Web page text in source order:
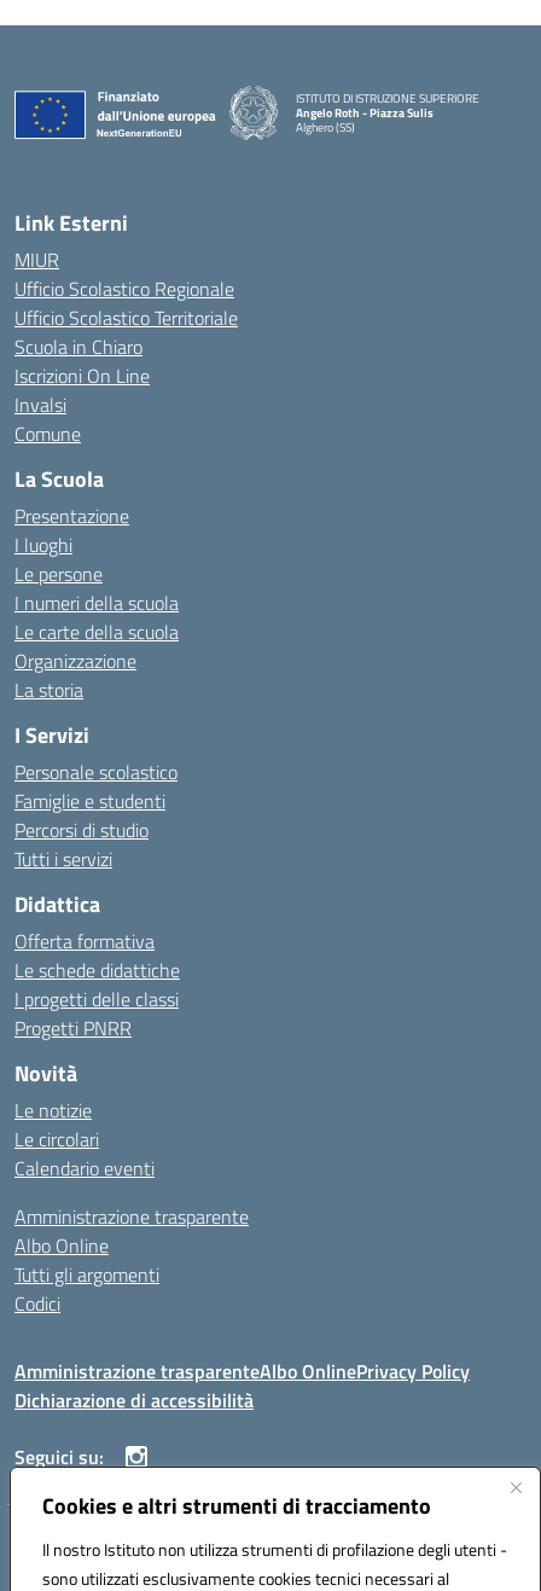
Cookies e altri strumenti di tracciamento
Il nostro Istituto non utilizza strumenti di profilazione degli utenti -
sono utilizzati esclusivamente cookies tecnici necessari al
ISTITUTO DI ISTRUZIONE SUPERIORE
Angelo Roth - Piazza Sulis
Alghero (SS)
— Visita la pagina iniziale della scuola
Link Esterni
MIUR
Ufficio Scolastico Regionale
Ufficio Scolastico Territoriale
Scuola in Chiaro
Iscrizioni On Line
Invalsi
Comune
La Scuola
Presentazione
I luoghi
Le persone
I numeri della scuola
Le carte della scuola
Organizzazione
La storia
I Servizi
Personale scolastico
Famiglie e studenti
Percorsi di studio
Tutti i servizi
Didattica
Offerta formativa
Le schede didattiche
I progetti delle classi
Progetti PNRR
Novità
Le notizie
Le circolari
Calendario eventi
Amministrazione trasparente
Albo Online
Tutti gli argomenti
Codici
Amministrazione trasparenteAlbo OnlinePrivacy Policy
Dichiarazione di accessibilità
Seguici su:
ISTITUTO ISTRUZIONE SUPERIORE ANGELO ROTH